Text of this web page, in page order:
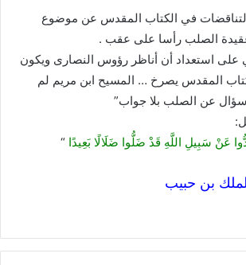
في الكتاب المقدس عن موضوع
الصلب رأسا على عقب .
على استعداد أن أناظر رؤوس النصارى ويكون
المقدس يصرخ … المسيح ابن مريم لم
عن الصلب بلا جواب”
عَنْ سَبِيلِ اللَّهِ قَدْ ضَلُّوا ضَلَالًا بَعِيدًا “
بن حبيب